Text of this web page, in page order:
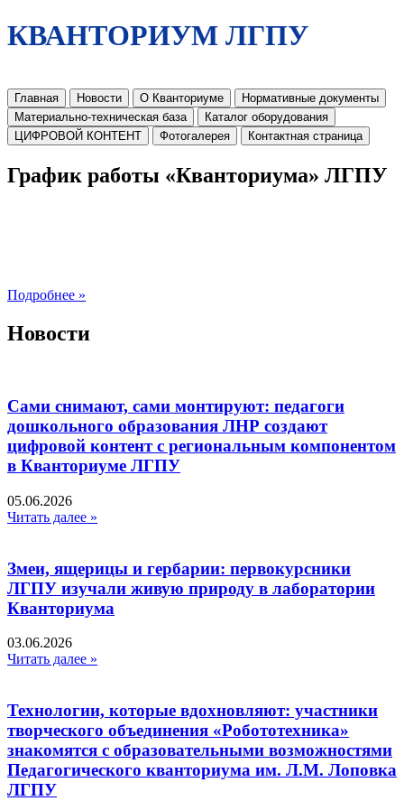
КВАНТОРИУМ ЛГПУ
Главная Новости О Кванториуме
Нормативные документы
Материально-техническая база
Каталог оборудования
ЦИФРОВОЙ КОНТЕНТ
Фотогалерея Контактная страница
График работы «Кванториума» ЛГПУ
Подробнее »
Новости
Сами снимают, сами монтируют: педагоги
дошкольного образования ЛНР создают
цифровой контент с региональным компонентом
в Кванториуме ЛГПУ​
05.06.2026
Читать далее »
Змеи, ящерицы и гербарии: первокурсники
ЛГПУ изучали живую природу в лаборатории
Кванториума
03.06.2026
Читать далее »
Технологии, которые вдохновляют: участники
творческого объединения «Робототехника»
знакомятся с образовательными возможностями
Педагогического кванториума им. Л.М. Лоповка
ЛГПУ